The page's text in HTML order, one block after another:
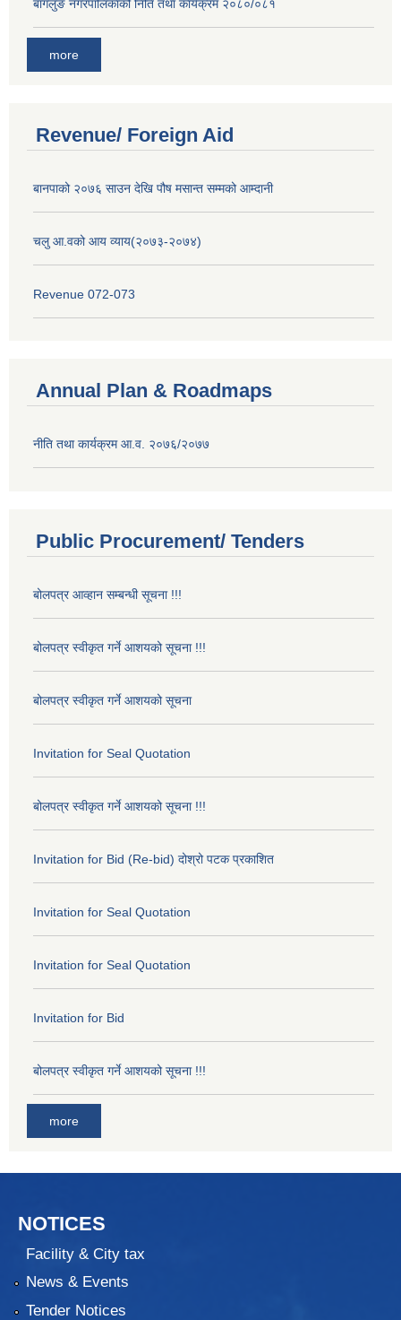
बागलुङ नगरपालिकाको निति तथा कार्यक्रम २०८०/०८१
more
Revenue/ Foreign Aid
बानपाको २०७६ साउन देखि पौष मसान्त सम्मको आम्दानी
चलु आ.वको आय व्याय(२०७३-२०७४)
Revenue 072-073
Annual Plan & Roadmaps
नीति तथा कार्यक्रम आ.व. २०७६/२०७७
Public Procurement/ Tenders
बोलपत्र आव्हान सम्बन्धी सूचना !!!
बोलपत्र स्वीकृत गर्ने आशयको सूचना !!!
बोलपत्र स्वीकृत गर्ने आशयको सूचना
Invitation for Seal Quotation
बोलपत्र स्वीकृत गर्ने आशयको सूचना !!!
Invitation for Bid (Re-bid) दोश्रो पटक प्रकाशित
Invitation for Seal Quotation
Invitation for Seal Quotation
Invitation for Bid
बोलपत्र स्वीकृत गर्ने आशयको सूचना !!!
more
NOTICES
Facility & City tax
News & Events
Tender Notices